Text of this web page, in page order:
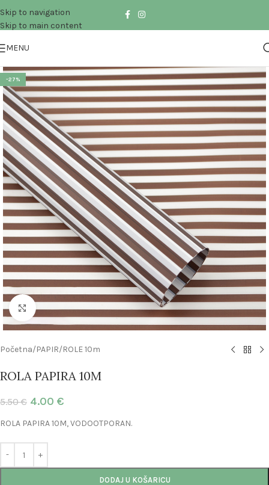
Skip to navigation
Skip to main content
MENU
-27%
Click to enlarge
Početna/PAPIR/ROLE 10m
ROLA PAPIRA 10M
5.50€ 4.00 €
ROLA PAPIRA 10M, VODOOTPORAN.
DODAJ U KOŠARICU